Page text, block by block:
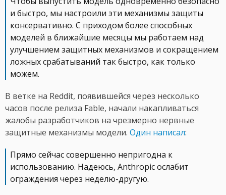
и быстро, мы настроили эти механизмы защиты
консервативно. С приходом более способных
моделей в ближайшие месяцы мы работаем над
улучшением защитных механизмов и сокращением
ложных срабатываний так быстро, как только
можем.
В ветке на Reddit, появившейся через несколько
часов после релиза Fable, начали накапливаться
жалобы разработчиков на чрезмерно нервные
защитные механизмы модели. Один написал:
Прямо сейчас совершенно непригодна к
использованию. Надеюсь, Anthropic ослабит
ограждения через неделю-другую.